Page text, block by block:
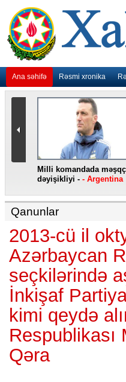
Ana səhifə Rəsmi xronika
Milli komandada
dəyişikliyi - - Argentina
Qanunlar
2013-cü il
Azərbaycan
seçkilərində
İnkişaf
kimi qeydə
Respublikası
Qəra